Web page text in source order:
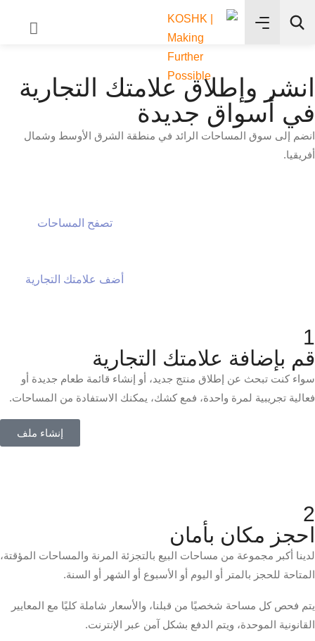
بحث
انشر وإطلاق علامتك التجارية
في أسواق جديدة
انضم إلى سوق المساحات الرائد في منطقة الشرق الأوسط وشمال
أفريقيا.
تصفح المساحات
تصفح المساحات
أضف علامتك التجارية
أضف علامتك التجارية
1
قم بإضافة علامتك التجارية
سواء كنت تبحث عن إطلاق منتج جديد، أو إنشاء قائمة طعام جديدة أو
فعالية تجريبية لمرة واحدة، فمع كشك، يمكنك الاستفادة من المساحات.
إنشاء ملف
2
احجز مكان بأمان
لدينا أكبر مجموعة من مساحات البيع بالتجزئة المرنة والمساحات المؤقتة،
المتاحة للحجز بالمتر أو اليوم أو الأسبوع أو الشهر أو السنة.
يتم فحص كل مساحة شخصيًا من قبلنا، والأسعار شاملة كليًا مع المعايير
القانونية الموحدة، ويتم الدفع بشكل آمن عبر الإنترنت.